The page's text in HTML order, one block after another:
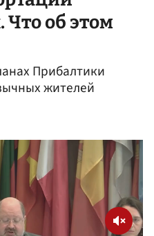
об этом
Прибалтики
жителей